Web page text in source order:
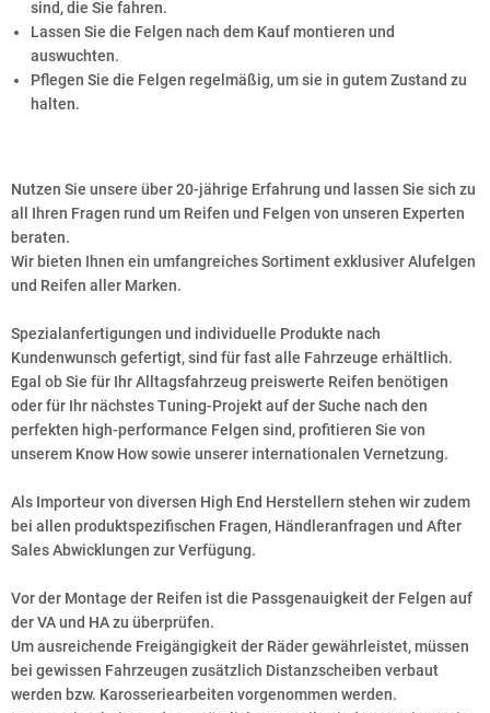
sind, die Sie fahren.
Lassen Sie die Felgen nach dem Kauf montieren und
auswuchten.
Pflegen Sie die Felgen regelmäßig, um sie in gutem Zustand zu
halten.
Nutzen Sie unsere über 20-jährige Erfahrung und lassen Sie sich zu
all Ihren Fragen rund um Reifen und Felgen von unseren Experten
beraten.
Wir bieten Ihnen ein umfangreiches Sortiment exklusiver Alufelgen
und Reifen aller Marken.
Spezialanfertigungen und individuelle Produkte nach
Kundenwunsch gefertigt, sind für fast alle Fahrzeuge erhältlich.
Egal ob Sie für Ihr Alltagsfahrzeug preiswerte Reifen benötigen
oder für Ihr nächstes Tuning-Projekt auf der Suche nach den
perfekten high-performance Felgen sind, profitieren Sie von
unserem Know How sowie unserer internationalen Vernetzung.
Als Importeur von diversen High End Herstellern stehen wir zudem
bei allen produktspezifischen Fragen, Händleranfragen und After
Sales Abwicklungen zur Verfügung.
Vor der Montage der Reifen ist die Passgenauigkeit der Felgen auf
der VA und HA zu überprüfen.
Um ausreichende Freigängigkeit der Räder gewährleistet, müssen
bei gewissen Fahrzeugen zusätzlich Distanzscheiben verbaut
werden bzw. Karosseriearbeiten vorgenommen werden.